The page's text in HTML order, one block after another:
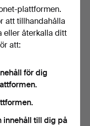
9 jan 2026
USD
plattformen.
att tillhandahålla
eller återkalla ditt
att:
för dig
innehåll till dig på